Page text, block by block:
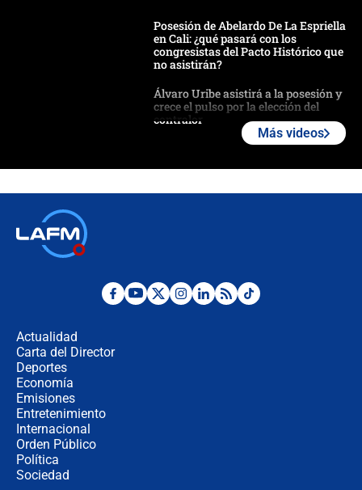
Posesión de Abelardo De La Espriella
en Cali: ¿qué pasará con los
congresistas del Pacto Histórico que
no asistirán?
Álvaro Uribe asistirá a la posesión y
crece el pulso por la elección del
contralor
Estratega de Abelardo de la Espriella
Más videos
Actualidad
Carta del Director
Deportes
Economía
Emisiones
Entretenimiento
Internacional
Orden Público
Política
Sociedad